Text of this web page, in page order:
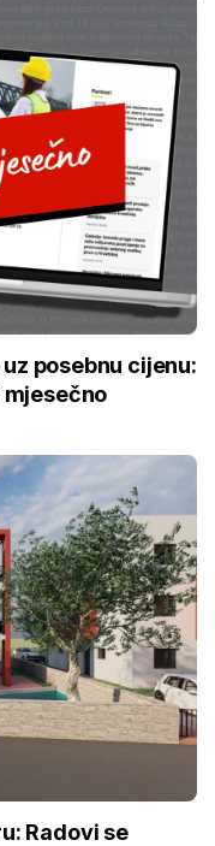
posebnu cijenu:
mjesečno
Radovi se